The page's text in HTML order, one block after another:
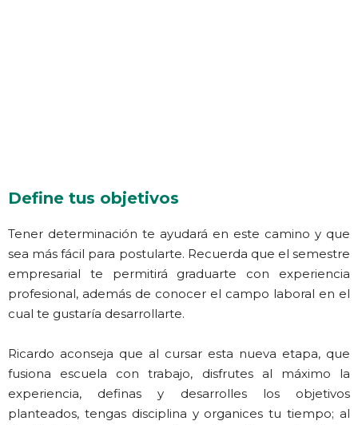
Define tus objetivos
Tener determinación te ayudará en este camino y que
sea más fácil para postularte. Recuerda que el semestre
empresarial te permitirá graduarte con experiencia
profesional, además de conocer el campo laboral en el
cual te gustaría desarrollarte.
Ricardo aconseja que al cursar esta nueva etapa, que
fusiona escuela con trabajo, disfrutes al máximo la
experiencia, definas y desarrolles los objetivos
planteados, tengas disciplina y organices tu tiempo; al